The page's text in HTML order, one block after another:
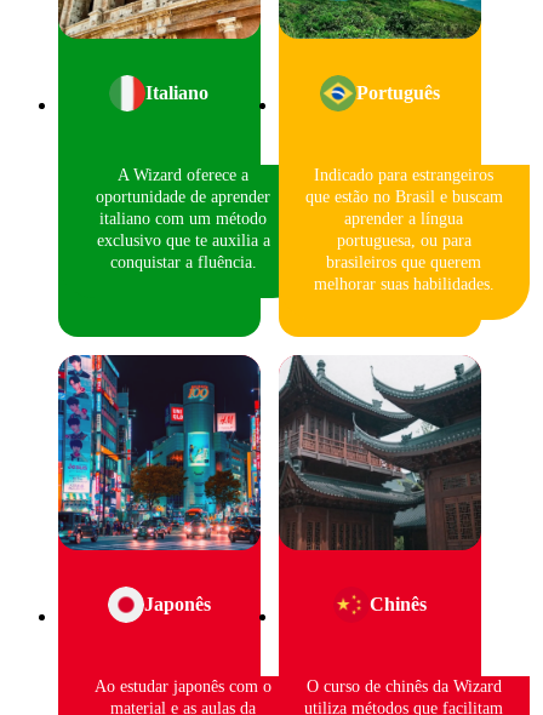
Italiano
A Wizard oferece a
oportunidade de aprender
italiano com um método
exclusivo que te auxilia a
conquistar a fluência.
Português
Indicado para estrangeiros
que estão no Brasil e buscam
aprender a língua
portuguesa, ou para
brasileiros que querem
melhorar suas habilidades.
Japonês
Ao estudar japonês com o
material e as aulas da
Chinês
O curso de chinês da Wizard
utiliza métodos que facilitam